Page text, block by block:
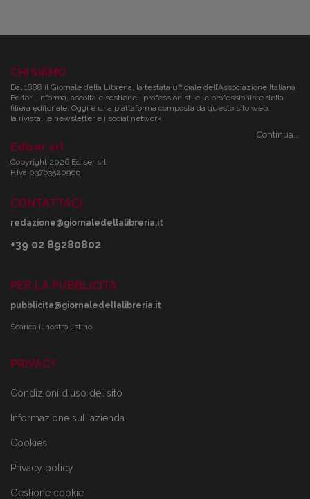
CHI SIAMO
Dal 1888 il Giornale della Libreria, la testata ufficiale dell’Associazione Italiana
Editori, informa, ascolta e sostiene i professionisti e le professioniste della
filiera editoriale. Oggi è una piattaforma composta da questo sito web,
la rivista, le newsletter e i social network.
Continua...
Ediser srl
Copyright 2026 Ediser srl
P.Iva 03763520966
CONTATTACI
redazione@giornaledellalibreria.it
+39 02 89280802
PER LA PUBBLICITÀ
pubblicita@giornaledellalibreria.it
Scarica il nostro listino
PRIVACY
Condizioni d'uso del sito
Informazione sull'azienda
Cookies
Privacy policy
Gestione cookie